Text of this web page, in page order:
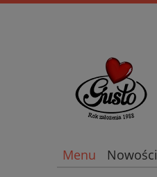
Menu Nowości